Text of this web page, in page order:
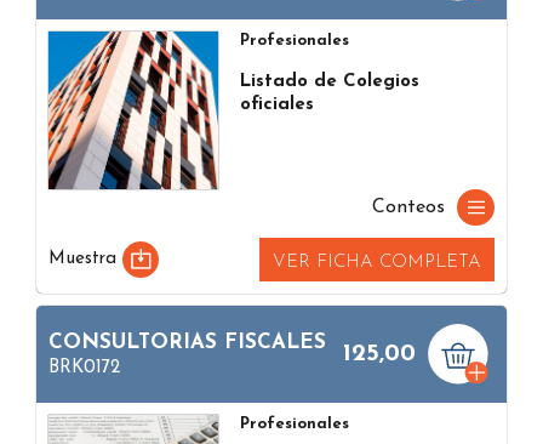
Profesionales
Listado de Colegios
oficiales
Conteos
Muestra VER FICHA COMPLETA
CONSULTORIAS FISCALES
BRK0172
125,00
Profesionales